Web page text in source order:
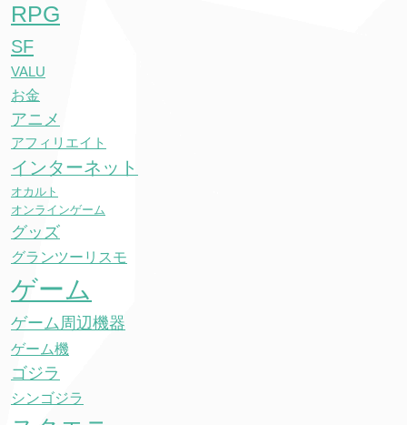
RPG
SF
VALU
お金
アニメ
アフィリエイト
インターネット
オカルト
オンラインゲーム
グッズ
グランツーリスモ
ゲーム
ゲーム周辺機器
ゲーム機
ゴジラ
シンゴジラ